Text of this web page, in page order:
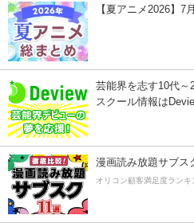
【夏アニメ2026】7
芸能界を志す10代～
スクール情報は
漫画読み放題サブス
オリコン顧客満足度ランキ